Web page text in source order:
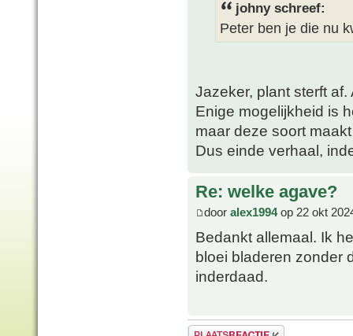
johny schreef:
Peter ben je die nu
Jazeker, plant sterft
Enige mogelijkheid is
maar deze soort
Dus einde verhaal,
Re: welke agave?
door alex1994op 22 okt
Bedankt allemaal. Ik
bloei bladeren zonder
inderdaad.
Plaats een reactie